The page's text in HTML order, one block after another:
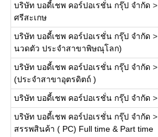
บริษัท บอดี้เชพ คอร์ปอเรชั่น กรุ๊ป จำกัด >
ศรีสะเกษ
บริษัท บอดี้เชพ คอร์ปอเรชั่น กรุ๊ป จำกัด >
นวดตัว ประจำสาขาพิษณุโลก)
บริษัท บอดี้เชพ คอร์ปอเรชั่น กรุ๊ป จำกัด >
(ประจำสาขาอุตรดิตถ์ )
บริษัท บอดี้เชพ คอร์ปอเรชั่น กรุ๊ป จำกัด >
บริษัท บอดี้เชพ คอร์ปอเรชั่น กรุ๊ป จำกัด >
สรรพสินค้า ( PC) Full time & Part time